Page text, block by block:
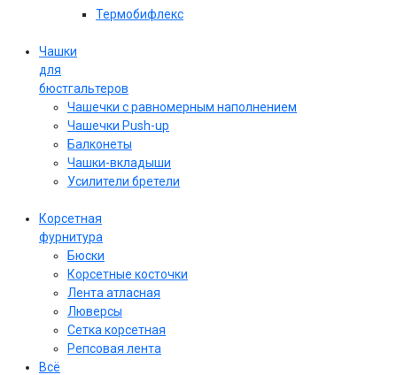
Термобифлекс
Чашки
для
бюстгальтеров
Чашечки с равномерным наполнением
Чашечки Push-up
Балконеты
Чашки-вкладыши
Усилители бретели
Корсетная
фурнитура
Бюски
Корсетные косточки
Лента атласная
Люверсы
Сетка корсетная
Репсовая лента
Всё